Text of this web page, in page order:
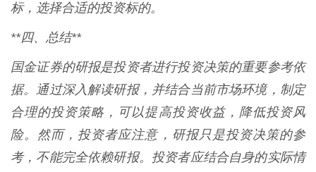
标，选择合适的投资标的。
**四、总结**
国金证券的研报是投资者进行投资决策的重要参考依
据。通过深入解读研报，并结合当前市场环境，制定
合理的投资策略，可以提高投资收益，降低投资风
险。然而，投资者应注意，研报只是投资决策的参
考，不能完全依赖研报。投资者应结合自身的实际情